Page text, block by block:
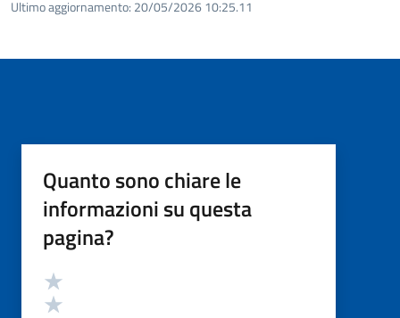
Ultimo aggiornamento: 20/05/2026 10:25.11
Quanto sono chiare le
informazioni su questa
pagina?
Valutazione